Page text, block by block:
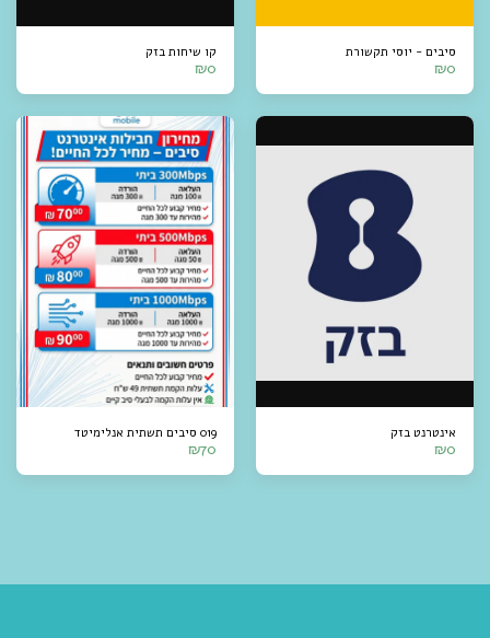
סיבים - יוסי תקשורת
₪0
קו שיחות בזק
₪0
אינטרנט בזק
₪0
019 סיבים תשתית אנלימיטד
₪70